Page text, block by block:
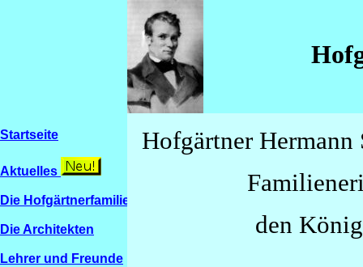
Startseite
Aktuelles
Die Hofgärtnerfamilien
Die Architekten
Lehrer und Freunde
Hofgärtner
den